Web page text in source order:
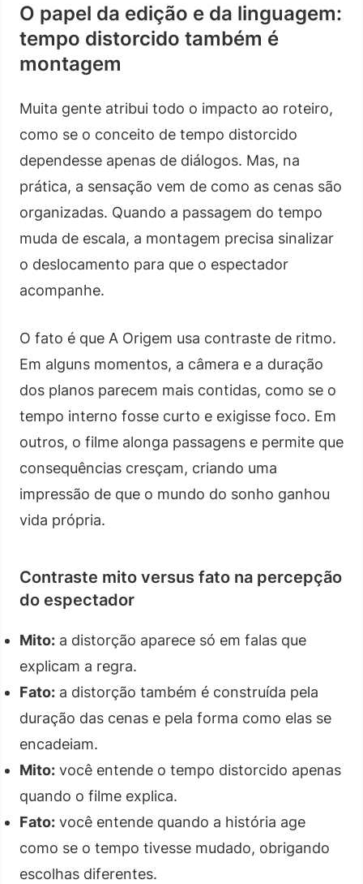
O papel da edição e da linguagem:
tempo distorcido também é
montagem
Muita gente atribui todo o impacto ao roteiro,
como se o conceito de tempo distorcido
dependesse apenas de diálogos. Mas, na
prática, a sensação vem de como as cenas são
organizadas. Quando a passagem do tempo
muda de escala, a montagem precisa sinalizar
o deslocamento para que o espectador
acompanhe.
O fato é que A Origem usa contraste de ritmo.
Em alguns momentos, a câmera e a duração
dos planos parecem mais contidas, como se o
tempo interno fosse curto e exigisse foco. Em
outros, o filme alonga passagens e permite que
consequências cresçam, criando uma
impressão de que o mundo do sonho ganhou
vida própria.
Contraste mito versus fato na percepção
do espectador
Mito: a distorção aparece só em falas que
explicam a regra.
Fato: a distorção também é construída pela
duração das cenas e pela forma como elas se
encadeiam.
Mito: você entende o tempo distorcido apenas
quando o filme explica.
Fato: você entende quando a história age
como se o tempo tivesse mudado, obrigando
escolhas diferentes.